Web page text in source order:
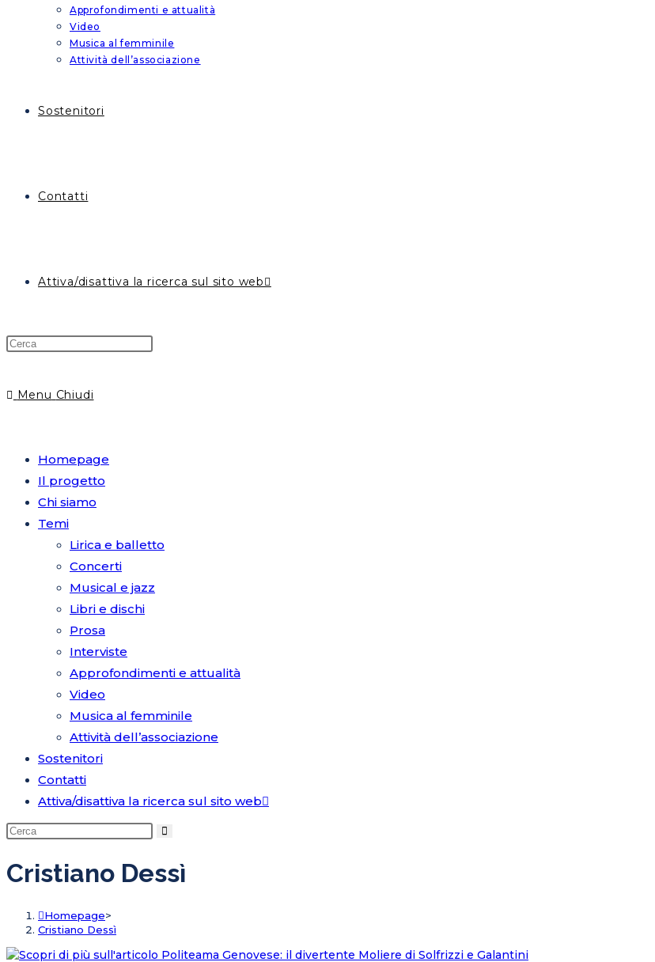
Approfondimenti e attualità
Video
Musica al femminile
Attività dell’associazione
Sostenitori
Contatti
Attiva/disattiva la ricerca sul sito web
Menu Chiudi
Homepage
Il progetto
Chi siamo
Temi
Lirica e balletto
Concerti
Musical e jazz
Libri e dischi
Prosa
Interviste
Approfondimenti e attualità
Video
Musica al femminile
Attività dell’associazione
Sostenitori
Contatti
Attiva/disattiva la ricerca sul sito web
Cristiano Dessì
Homepage>
Cristiano Dessì